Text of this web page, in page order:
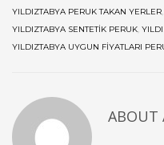
YILDIZTABYA PERUK TAKAN YERLER,
YILDIZTABYA SENTETIK PERUK,
YILDIZTABYA UYGUN FIYATLARI
ABOUT